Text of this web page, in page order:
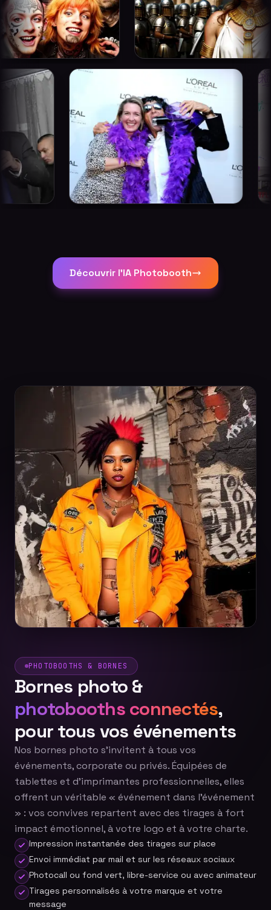
Découvrir l'IA Photobooth
PHOTOBOOTHS & BORNES
Bornes photo &
photobooths connectés,
pour tous vos événements
Nos bornes photo s'invitent à tous vos
événements, corporate ou privés. Équipées de
tablettes et d'imprimantes professionnelles, elles
offrent un véritable « événement dans l'événement
» : vos convives repartent avec des tirages à fort
impact émotionnel, à votre logo et à votre charte.
Impression instantanée des tirages sur place
Envoi immédiat par mail et sur les réseaux sociaux
Photocall ou fond vert, libre-service ou avec animateur
Tirages personnalisés à votre marque et votre
message